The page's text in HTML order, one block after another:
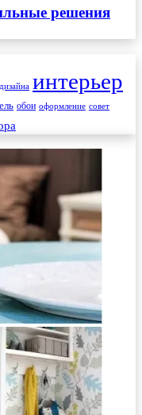
решения
дизайна интерьер
обои оформление совет